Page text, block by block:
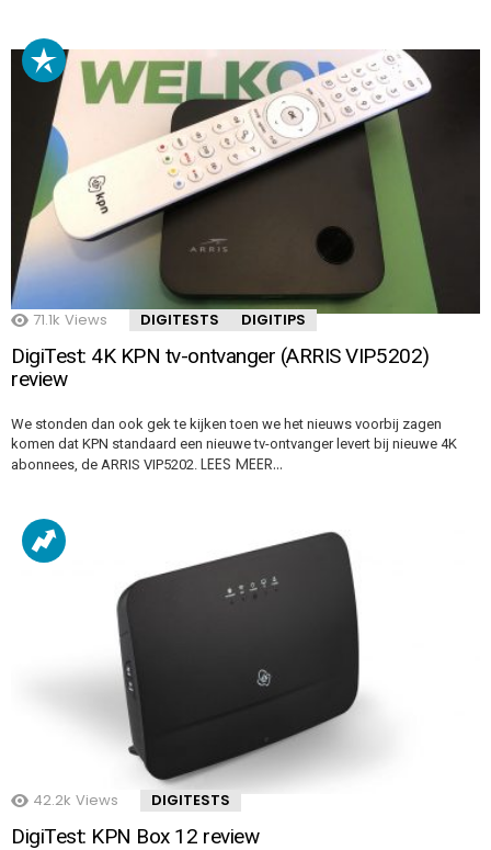
71.1k Views DIGITESTS DIGITIPS
DigiTest: 4K KPN tv-ontvanger (ARRIS VIP5202)
review
We stonden dan ook gek te kijken toen we het nieuws voorbij zagen
komen dat KPN standaard een nieuwe tv-ontvanger levert bij nieuwe 4K
abonnees, de ARRIS VIP5202. LEES MEER…
42.2k Views DIGITESTS
DigiTest: KPN Box 12 review